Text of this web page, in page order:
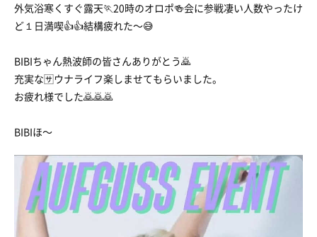
外気浴寒くすぐ露天🏃20時のオロポ🍻会に参戦凄い人数やったけ
ど１日満喫👍👍結構疲れた〜😅
BIBIちゃん熱波師の皆さんありがとう🙇
充実な🈂️ウナライフ楽しませてもらいました。
お疲れ様でした🙇🙇🙇
BIBIほ〜